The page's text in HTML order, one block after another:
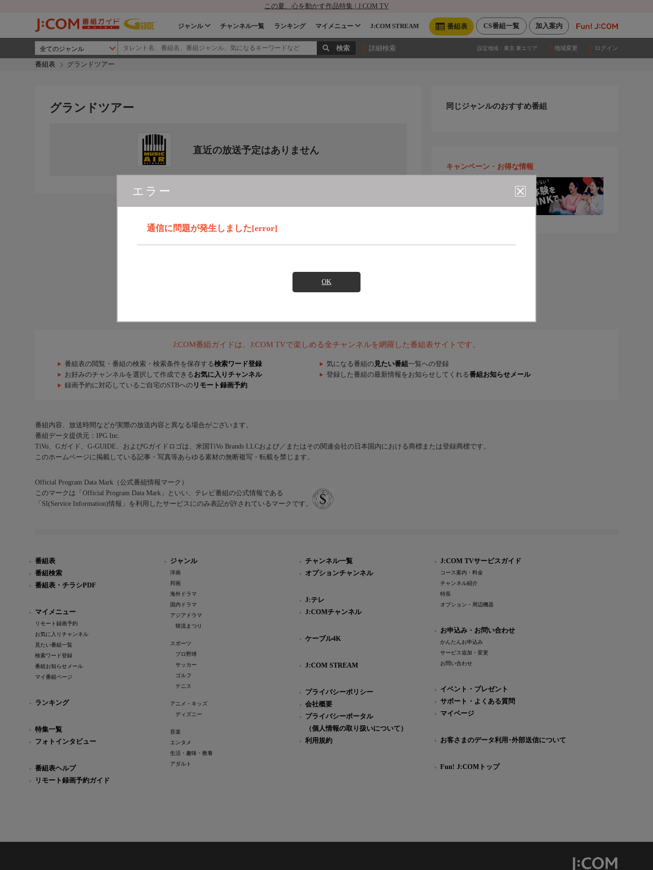
この夏、心を動かす作品特集 | J:COM TV
加入案内
CS番組一覧
番組表
ジャンル チャンネル一覧 ランキング マイメニュー J:COM STREAM
詳細検索 設定地域： 東京 東エリア 地域変更 ログイン
番組表 グランドツアー
エラー
通信に問題が発生しました[error]
OK
グランドツアー
直近の放送予定はありません
同じジャンルのおすすめ番組
キャンペーン・お得な情報
J:COM番組ガイドは、J:COM TVで楽しめる全チャンネルを網羅した番組表サイトです。
番組表の閲覧・番組の検索・検索条件を保存する検索ワード登録 気になる番組の 見たい番組 一覧への登録
お好みのチャンネルを選択して作成できる お気に入りチャンネル 登録した番組の最新情報をお知らせしてくれる番組お知らせメール
録画予約に対応しているご自宅のSTBへの リモート録画予約
番組内容、放送時間などが実際の放送内容と異なる場合がございます。
番組データ提供元：IPG Inc.
TiVo、Gガイド、G-GUIDE、およびGガイドロゴは、米国TiVo Brands LLCおよび／またはその関連会社の日本国内における商標または登録商標です。
このホームページに掲載している記事・写真等あらゆる素材の無断複写・転載を禁じます。
Official Program Data Mark（公式番組情報マーク）
このマークは「Official Program Data Mark」といい、テレビ番組の公式情報である
「SI(Service Information)情報」を利用したサービスにのみ表記が許されているマークです。
番組表
番組検索
番組表・チラシPDF
マイメニュー
リモート録画予約
お気に入りチャンネル
見たい番組一覧
検索ワード登録
番組お知らせメール
マイ番組ページ
ランキング
特集一覧
フォトインタビュー
番組表ヘルプ
リモート録画予約ガイド
ジャンル
洋画
邦画
海外ドラマ
国内ドラマ
アジアドラマ
韓流まつり
スポーツ
プロ野球
サッカー
ゴルフ
テニス
アニメ・キッズ
ディズニー
音楽
エンタメ
生活・趣味・教養
アダルト
チャンネル一覧
オプションチャンネル
J:テレ
J:COMチャンネル
ケーブル4K
J:COM STREAM
プライバシーポリシー
会社概要
プライバシーポータル
（個人情報の取り扱いについて）
利用規約
J:COM TVサービスガイド
コース案内・料金
チャンネル紹介
特長
オプション・周辺機器
お申込み・お問い合わせ
かんたんお申込み
サービス追加・変更
お問い合わせ
イベント・プレゼント
サポート・よくある質問
マイページ
お客さまのデータ利用･外部送信について
Fun! J:COMトップ